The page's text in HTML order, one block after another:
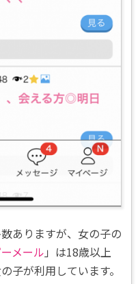
ありますが、女の子の
メール 」は18歳以上
子が利用しています。